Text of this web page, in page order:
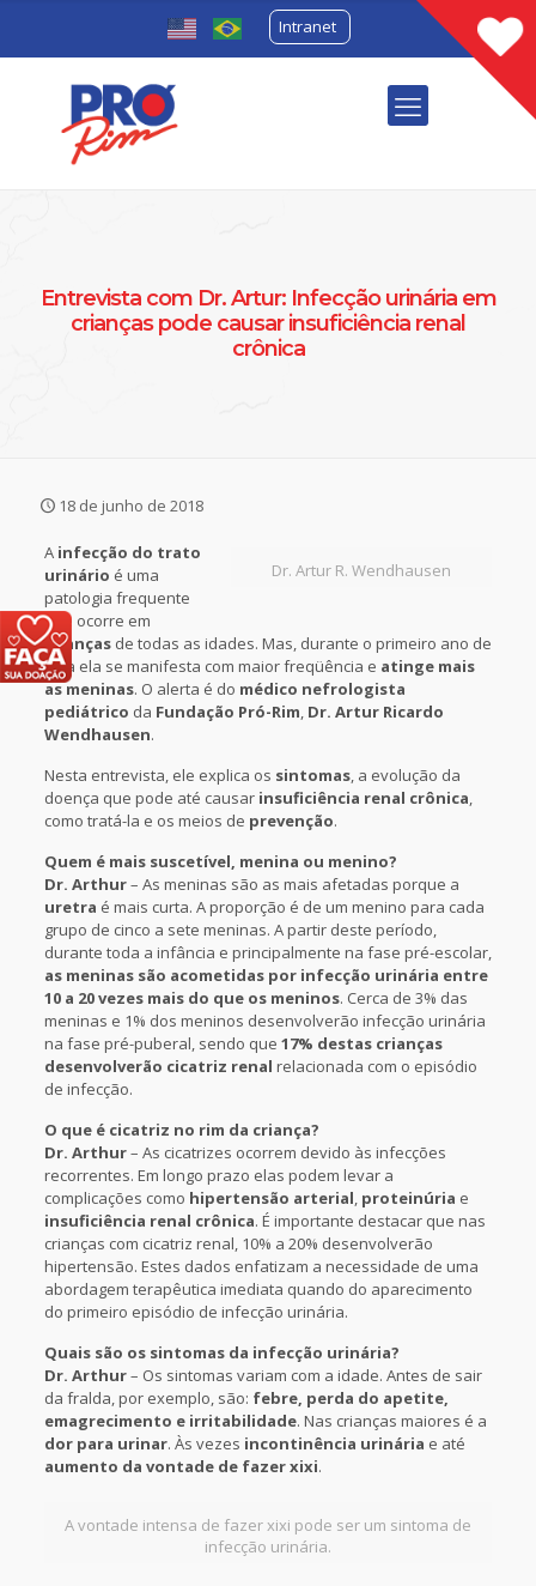
Intranet
Entrevista com Dr. Artur: Infecção urinária em
crianças pode causar insuficiência renal
crônica
18 de junho de 2018
Dr. Artur R. Wendhausen
A infecção do trato
urinário é uma
patologia frequente
que ocorre em
criançasde todas as idades. Mas, durante o primeiro ano de
vida ela se manifesta com maior freqüência e atinge mais
as meninas. O alerta é do médico nefrologista
pediátrico da Fundação Pró-Rim, Dr. Artur Ricardo
Wendhausen.
Nesta entrevista, ele explica os sintomas, a evolução da
doença que pode até causar insuficiência renal crônica,
como tratá-la e os meios de prevenção.
Quem é mais suscetível, menina ou menino?
Dr. Arthur– As meninas são as mais afetadas porque a
uretra é mais curta. A proporção é de um menino para cada
grupo de cinco a sete meninas. A partir deste período,
durante toda a infância e principalmente na fase pré-escolar,
as meninas são acometidas por infecção urinária entre
10 a 20 vezes mais do que os meninos. Cerca de 3% das
meninas e 1% dos meninos desenvolverão infecção urinária
na fase pré-puberal, sendo que 17% destas crianças
desenvolverão cicatriz renal relacionada com o episódio
de infecção.
O que é cicatriz no rim da criança?
Dr. Arthur– As cicatrizes ocorrem devido às infecções
recorrentes. Em longo prazo elas podem levar a
complicações como hipertensão arterial, proteinúria e
insuficiência renal crônica. É importante destacar que nas
crianças com cicatriz renal, 10% a 20% desenvolverão
hipertensão. Estes dados enfatizam a necessidade de uma
abordagem terapêutica imediata quando do aparecimento
do primeiro episódio de infecção urinária.
Quais são os sintomas da infecção urinária?
Dr. Arthur– Os sintomas variam com a idade. Antes de sair
da fralda, por exemplo, são: febre, perda do apetite,
emagrecimento e irritabilidade. Nas crianças maiores é a
dor para urinar. Às vezes incontinência urinária e até
aumento da vontade de fazer xixi.
A vontade intensa de fazer xixi pode ser um sintoma de
infecção urinária.